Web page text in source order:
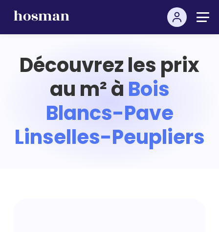
Découvrez les prix
au m² à Bois
Blancs-Pave
Linselles-Peupliers